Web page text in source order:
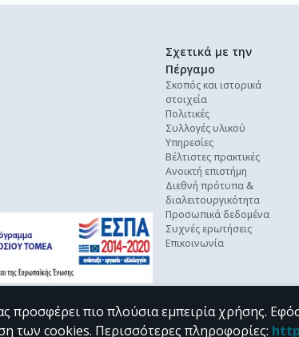
Σχετικά με την
Πέργαμο
Σκοπός και ιστορικά
στοιχεία
Πολιτικές
Συλλογές υλικού
Υπηρεσίες
Βέλτιστες πρακτικές
Ανοικτή επιστήμη
Διεθνή πρότυπα &
διαλειτουργικότητα
Προσωπικά δεδομένα
Συχνές ερωτήσεις
Επικοινωνία
προσφέρει πιο πλούσια εμπειρία χρήσης.
των cookies. Περισσότερες πληροφορίες: